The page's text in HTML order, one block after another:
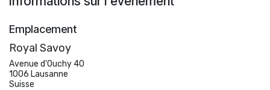
Emplacement
Royal Savoy
Avenue d'Ouchy 40
1006 Lausanne
Suisse